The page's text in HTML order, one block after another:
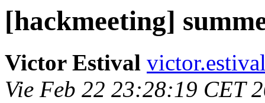
[hackmeeting]
Victor Estival
Vie Feb 22 23:28:19 CET